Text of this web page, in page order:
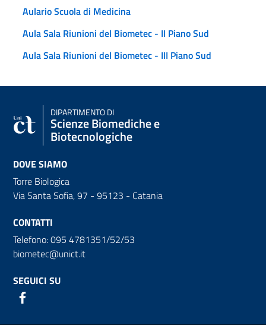
Aulario Scuola di Medicina
Aula Sala Riunioni del Biometec - II Piano Sud
Aula Sala Riunioni del Biometec - III Piano Sud
DIPARTIMENTO DI
Scienze Biomediche e
Biotecnologiche
DOVE SIAMO
Torre Biologica
Via Santa Sofia, 97 - 95123 - Catania
CONTATTI
Telefono: 095 4781351/52/53
biometec@unict.it
SEGUICI SU